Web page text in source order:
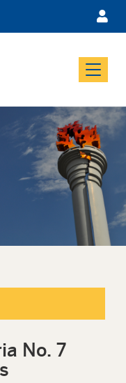
Menu
No. 7